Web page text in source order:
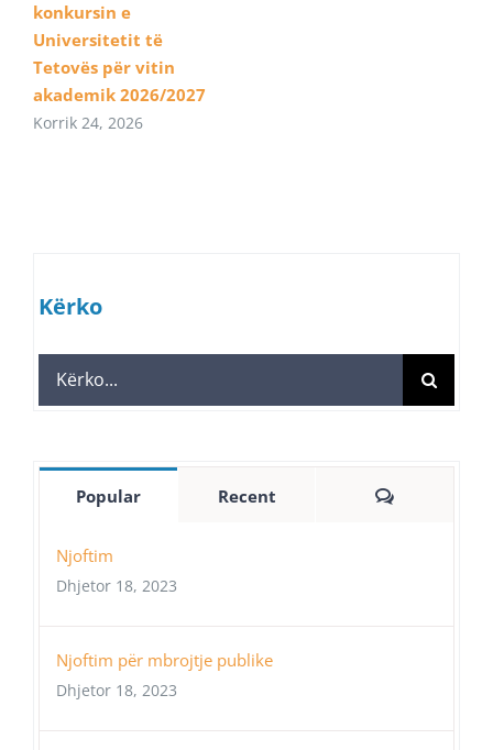
konkursin e
Universitetit të
Tetovës për vitin
akademik 2026/2027
Korrik 24, 2026
Kërko
Search
for:
Popular Recent Comments
Njoftim
Dhjetor 18, 2023
Njoftim për mbrojtje publike
Dhjetor 18, 2023